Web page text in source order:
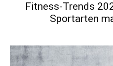
Fitness-Trends
Sportarten